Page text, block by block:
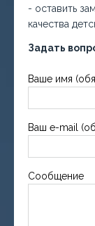
- оставить
качества
Задать
Ваше имя
Ваш e-mail
Сообщение